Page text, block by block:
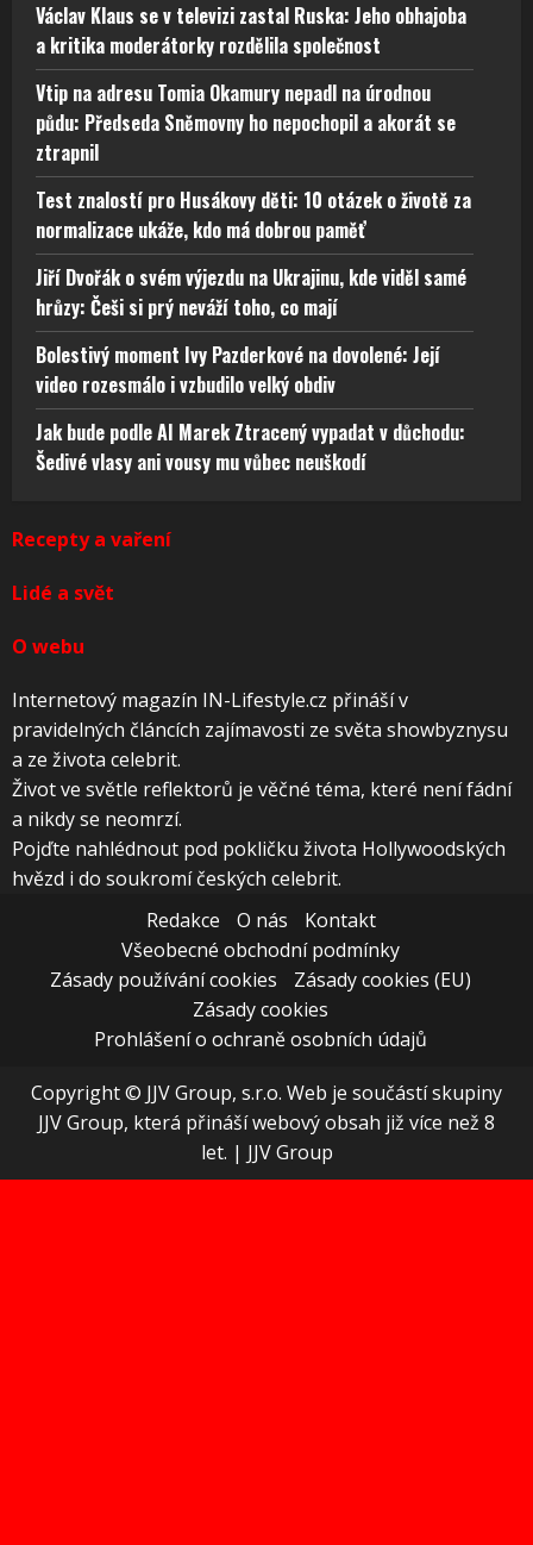
Václav Klaus se v televizi zastal Ruska: Jeho obhajoba
a kritika moderátorky rozdělila společnost
Vtip na adresu Tomia Okamury nepadl na úrodnou
půdu: Předseda Sněmovny ho nepochopil a akorát se
ztrapnil
Test znalostí pro Husákovy děti: 10 otázek o životě za
normalizace ukáže, kdo má dobrou paměť
Jiří Dvořák o svém výjezdu na Ukrajinu, kde viděl samé
hrůzy: Češi si prý neváží toho, co mají
Bolestivý moment Ivy Pazderkové na dovolené: Její
video rozesmálo i vzbudilo velký obdiv
Jak bude podle AI Marek Ztracený vypadat v důchodu:
Šedivé vlasy ani vousy mu vůbec neuškodí
Recepty a vaření
Lidé a svět
O webu
Internetový magazín IN-Lifestyle.cz přináší v
pravidelných článcích zajímavosti ze světa showbyznysu
a ze života celebrit.
Život ve světle reflektorů je věčné téma, které není fádní
a nikdy se neomrzí.
Pojďte nahlédnout pod pokličku života Hollywoodských
hvězd i do soukromí českých celebrit.
Redakce
O nás
Kontakt
Všeobecné obchodní podmínky
Zásady používání cookies
Zásady cookies (EU)
Zásady cookies
Prohlášení o ochraně osobních údajů
Copyright © JJV Group, s.r.o. Web je součástí skupiny
JJV Group, která přináší webový obsah již více než 8
let. | JJV Group